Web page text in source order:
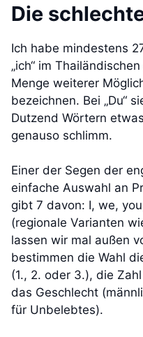
Die
Ich habe mindestens
„ich“ im
Menge weiterer
bezeichnen. Bei „Du“
Dutzend Wörtern
genauso schlimm.
Einer der Segen der
einfache Auswahl an
gibt 7 davon: I, we,
(regionale Varianten wie
lassen wir mal außen
bestimmen die Wahl
(1., 2. oder 3.), die
das Geschlecht
für Unbelebtes).